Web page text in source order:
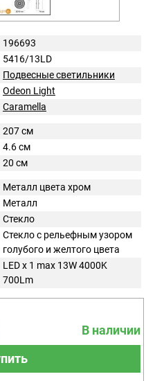
196693
5416/13LD
Подвесные светильники
Odeon Light
Caramella
207 см
4.6 см
20 см
Металл цвета хром
Металл
Стекло
Стекло с рельефным узором
голубого и желтого цвета
LED x 1 max 13W 4000K
700Lm
В наличии